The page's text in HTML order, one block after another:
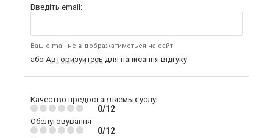
Введіть email:
Ваш e-mail не відображатиметься на сайті
або Авторизуйтесь для написання відгуку
Качество предоставляемых услуг
0/12
Обслуговування
0/12